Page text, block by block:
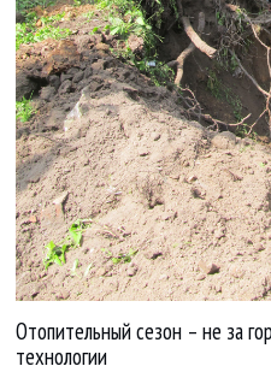
Отопительный сезон – не за
технологии